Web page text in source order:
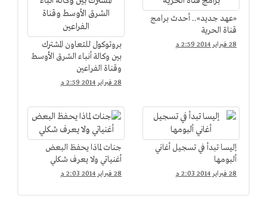
«عهد جديد».. أحدث برامج
قناة الحرية
28 فبراير 2014 2:59 م
بروتوكول للتعاون المشترك
بين وكالة أنباء الشرق الأوسط
وقناة الفراعين
28 فبراير 2014 2:59 م
إليسا تبدأ في تسجيل أغاني
ألبومها
28 فبراير 2014 2:03 م
جنات لماذا يحفظ البعض
أغنياتي ولا يعرف شكلي
28 فبراير 2014 2:03 م